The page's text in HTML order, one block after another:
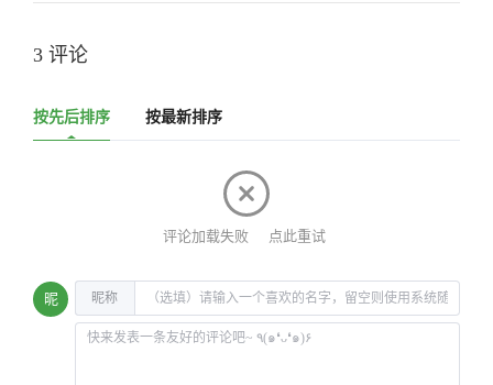
3 评论
按先后排序 按最新排序
评论加载失败 点此重试
昵 昵称